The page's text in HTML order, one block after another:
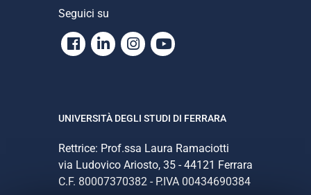
Seguici su
Facebook
LinkedinInstagram
Youtube
UNIVERSITÀ DEGLI STUDI DI FERRARA
Rettrice: Prof.ssa Laura Ramaciotti
via Ludovico Ariosto, 35 - 44121 Ferrara
C.F. 80007370382 - P.IVA 00434690384